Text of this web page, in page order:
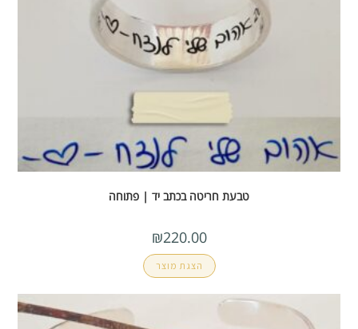
טבעת חריטה בכתב יד | פתוחה
₪220.00
הצגת מוצר